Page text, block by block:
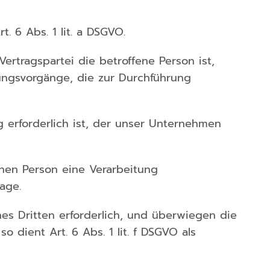
6 Abs. 1 lit. a DSGVO.
die betroffene Person ist,
die zur Durchführung
erforderlich ist, der unser Unternehmen
Person eine Verarbeitung
Dritten erforderlich, und überwiegen die
dient Art. 6 Abs. 1 lit. f DSGVO als